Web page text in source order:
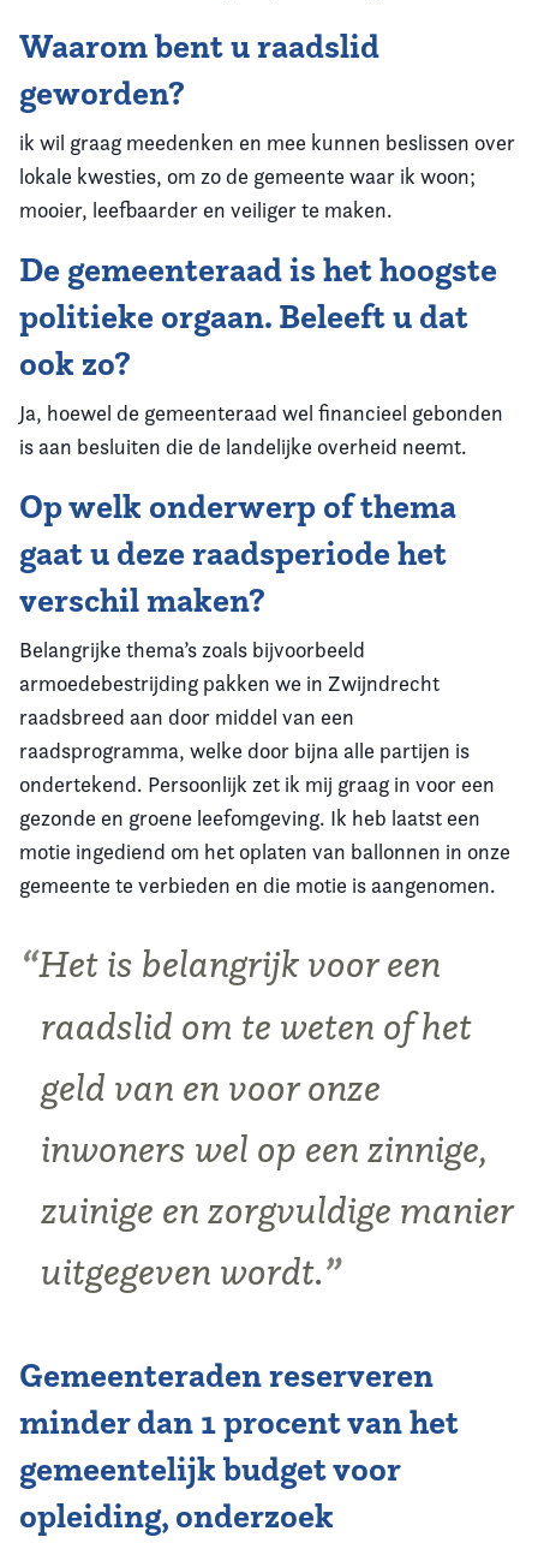
Waarom bent u raadslid
geworden?
ik wil graag meedenken en mee kunnen beslissen over
lokale kwesties, om zo de gemeente waar ik woon;
mooier, leefbaarder en veiliger te maken.
De gemeenteraad is het hoogste
politieke orgaan. Beleeft u dat
ook zo?
Ja, hoewel de gemeenteraad wel financieel gebonden
is aan besluiten die de landelijke overheid neemt.
Op welk onderwerp of thema
gaat u deze raadsperiode het
verschil maken?
Belangrijke thema’s zoals bijvoorbeeld
armoedebestrijding pakken we in Zwijndrecht
raadsbreed aan door middel van een
raadsprogramma, welke door bijna alle partijen is
ondertekend. Persoonlijk zet ik mij graag in voor een
gezonde en groene leefomgeving. Ik heb laatst een
motie ingediend om het oplaten van ballonnen in onze
gemeente te verbieden en die motie is aangenomen.
Het is belangrijk voor een
raadslid om te weten of het
geld van en voor onze
inwoners wel op een zinnige,
zuinige en zorgvuldige manier
uitgegeven wordt.
Gemeenteraden reserveren
minder dan 1 procent van het
gemeentelijk budget voor
opleiding, onderzoek